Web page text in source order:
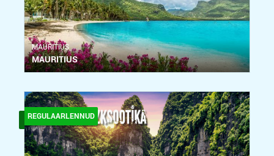
MAURITIUS
MAURITIUS
REGULAARLENNUD